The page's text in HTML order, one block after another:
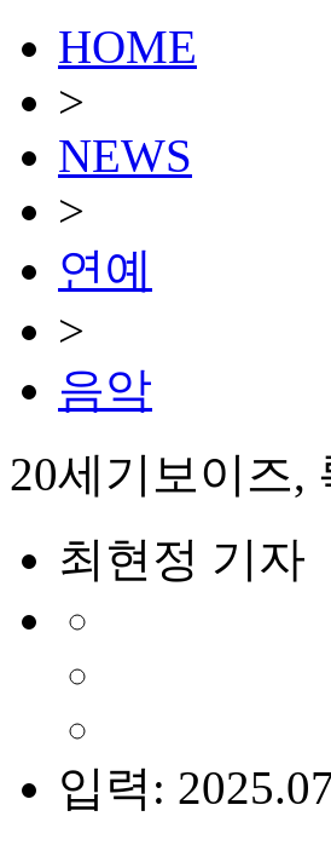
HOME
>
NEWS
>
연예
>
음악
20세기보이즈,
최현정 기자
입력: